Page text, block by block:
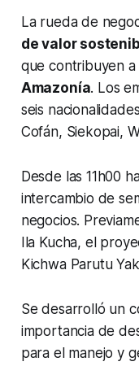
La rueda de
de valor
que contribuyen a
Amazonía. Los
seis
Cofán, Siekopai,
Desde las 11h00
intercambio de
negocios.
Ila Kucha, el
Kichwa Parutu
Se desarrolló un
importancia de
para el manejo y